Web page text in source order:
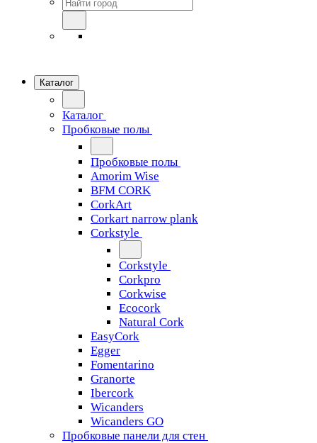
Каталог
Каталог
Пробковые полы
Пробковые полы
Amorim Wise
BFM CORK
CorkArt
Corkart narrow plank
Corkstyle
Corkstyle
Corkpro
Corkwise
Ecocork
Natural Cork
EasyCork
Egger
Fomentarino
Granorte
Ibercork
Wicanders
Wicanders GO
Пробковые панели для стен